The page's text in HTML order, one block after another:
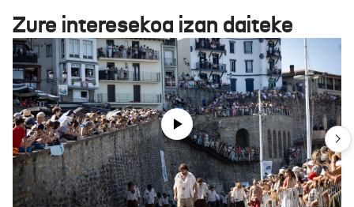
Zure interesekoa izan daiteke